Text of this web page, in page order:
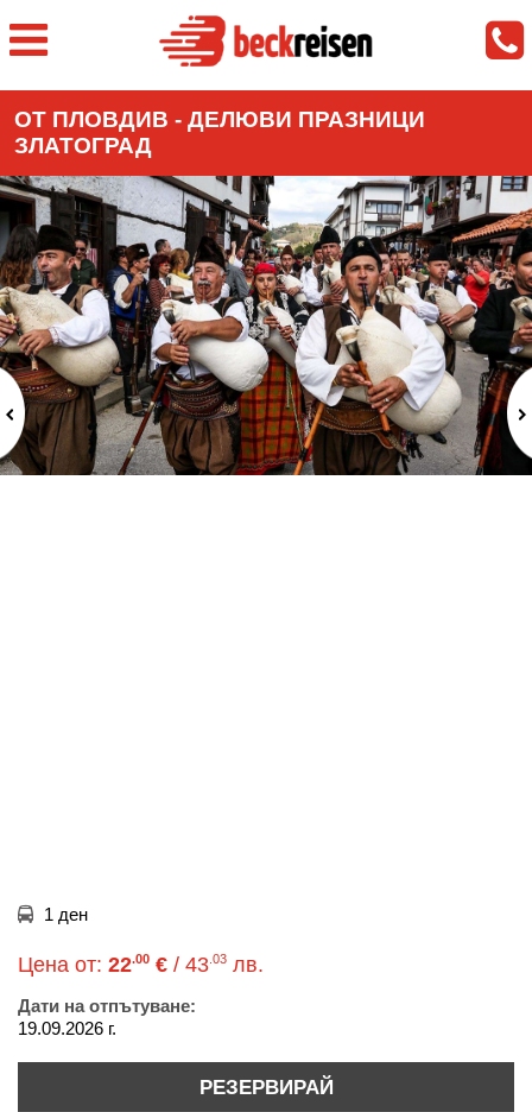
ОТ ПЛОВДИВ - ДЕЛЮВИ ПРАЗНИЦИ
ЗЛАТОГРАД
1 ден
Цена от: 22.00 € / 43 .03 лв.
Дати на отпътуване:
19.09.2026 г.
РЕЗЕРВИРАЙ